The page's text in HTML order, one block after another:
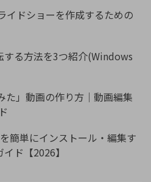
イドショーを作成するための
する方法を3つ紹介(Windows
た」動画の作り方｜動画編集
簡単にインストール・編集す
ド【2026】